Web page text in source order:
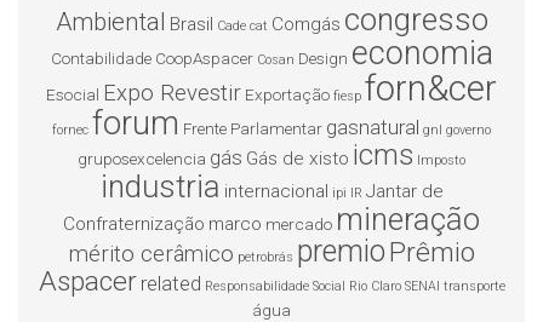
Ambiental Brasil Cade cat Comgás congresso
Contabilidade CoopAspacer Cosan Design economia
Esocial Expo Revestir Exportação fiesp forn&cer
fornec forum Frente Parlamentar gasnatural gnl governo
gruposexcelencia gás Gás de xisto icms Imposto
industria internacional ipi IR Jantar de
Confraternização marco mercado mineração
mérito cerâmico petrobrás premioPrêmio
Aspacer related Responsabilidade Social Rio Claro SENAI transporte
água